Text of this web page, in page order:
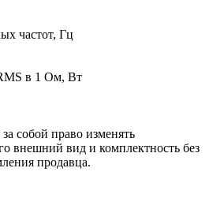
частот, Гц
в 1 Ом, Вт
собой право изменять
внешний вид и комплектность без
продавца.